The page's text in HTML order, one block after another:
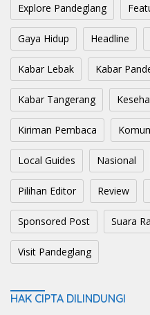
Explore Pandeglang
Gaya Hidup Headline
Kabar Lebak Kabar
Kabar Tangerang
Kiriman Pembaca
Local Guides Nasional
Pilihan Editor Review
Sponsored Post Suara
Visit Pandeglang
HAK CIPTA DILINDUNGI